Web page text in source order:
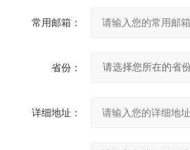
常用邮箱：
省份：
详细地址：